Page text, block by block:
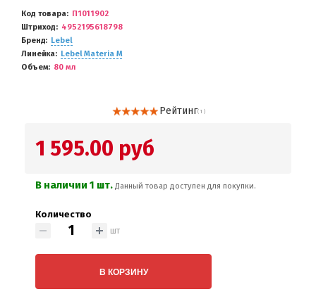
Код товара
П1011902
Штриход
4952195618798
Бренд
Lebel
Линейка
Lebel Materia M
Объем
80 мл
Рейтинг( 1 )
1 595.00 руб
В наличии 1 шт. Данный товар доступен для покупки.
Количество
шт
В КОРЗИНУ